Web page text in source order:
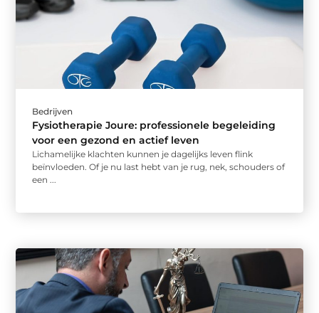
Bedrijven
Fysiotherapie Joure: professionele begeleiding
voor een gezond en actief leven
Lichamelijke klachten kunnen je dagelijks leven flink
beïnvloeden. Of je nu last hebt van je rug, nek, schouders of
een ...